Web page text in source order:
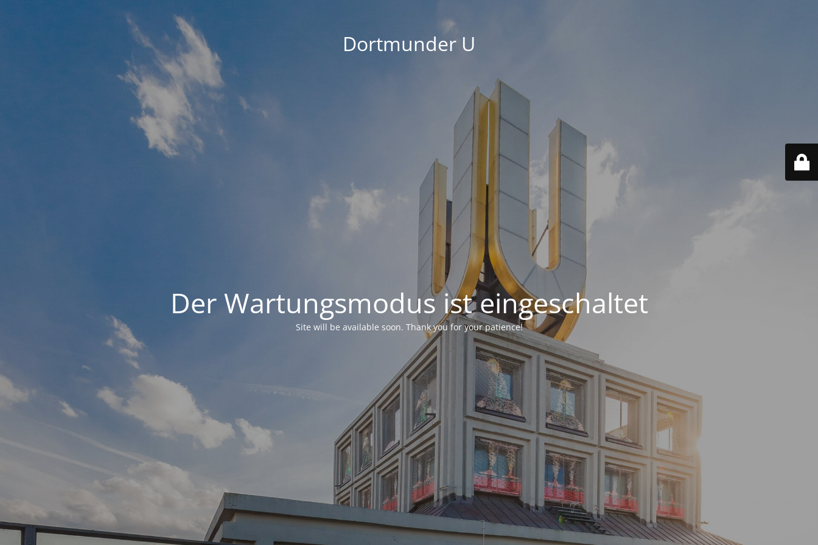
Dortmunder U
Der Wartungsmodus ist eingeschaltet
Site will be available soon. Thank you for your patience!